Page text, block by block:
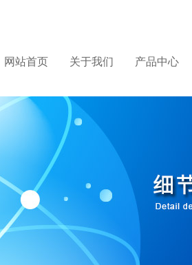
网站首页 关于我们 产品中心